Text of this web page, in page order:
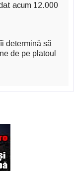
acum 12.000
determină să
de pe platoul